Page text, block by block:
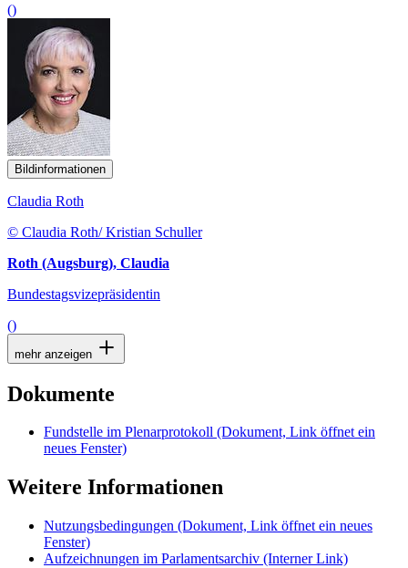
()
Bildinformationen
Claudia Roth
© Claudia Roth/ Kristian Schuller
Roth (Augsburg), Claudia
Bundestagsvizepräsidentin
()
mehr anzeigen
Dokumente
Fundstelle im Plenarprotokoll (Dokument, Link öffnet ein
neues Fenster)
Weitere Informationen
Nutzungsbedingungen (Dokument, Link öffnet ein neues
Fenster)
Aufzeichnungen im Parlamentsarchiv (Interner Link)